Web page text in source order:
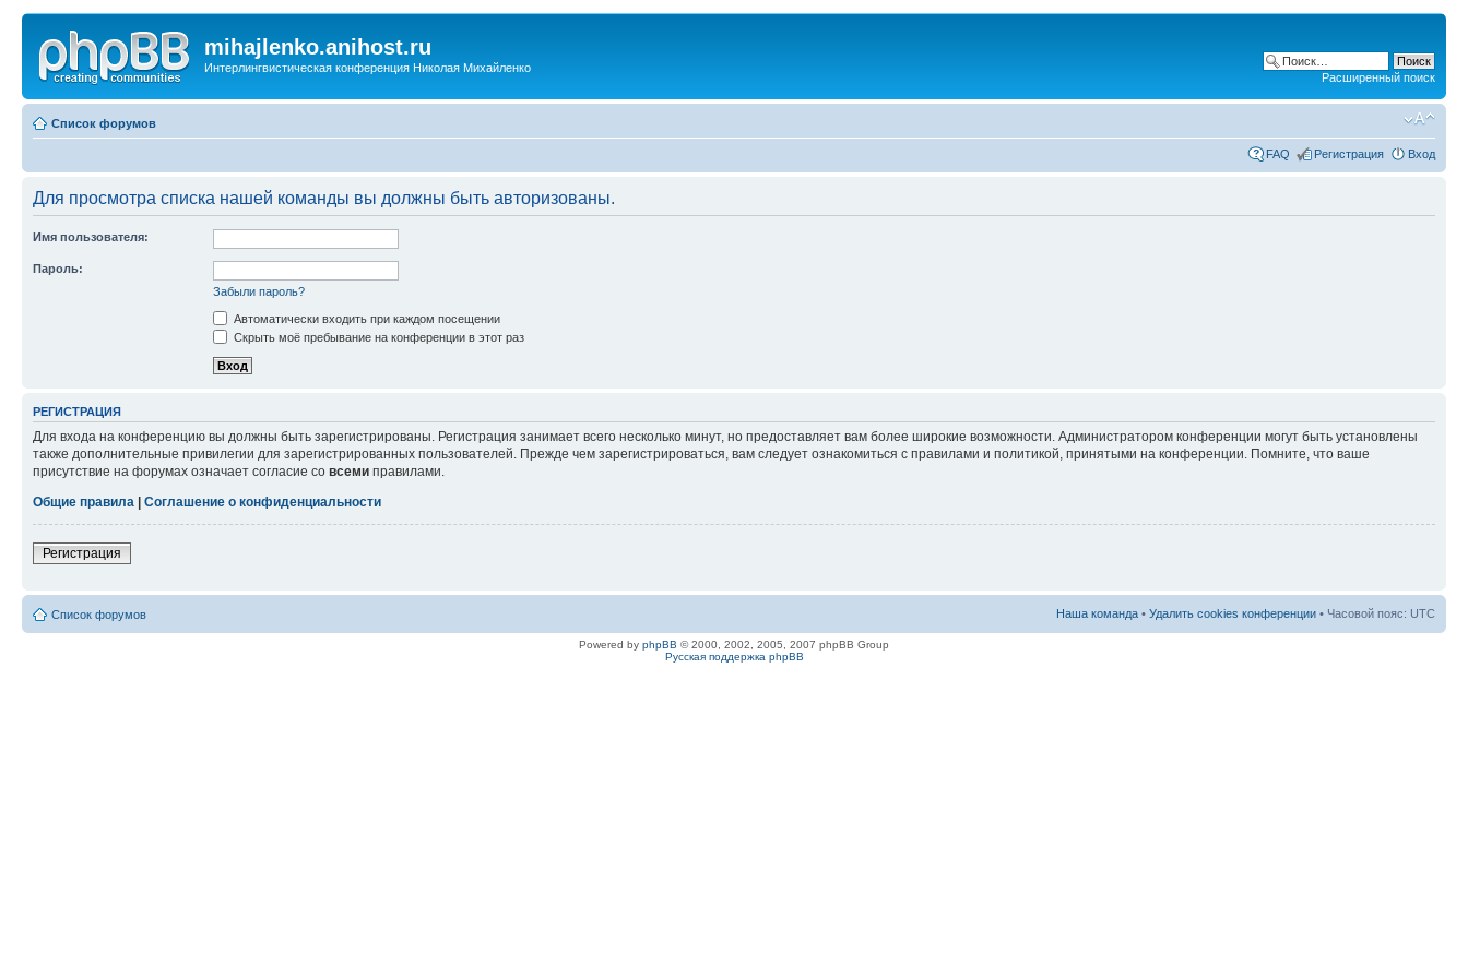
mihajlenko.anihost.ru
Интерлингвистическая конференция Николая Михайленко
Расширенный поиск
Список форумов
FAQ Регистрация Вход
Для просмотра списка нашей команды вы должны быть авторизованы.
Имя пользователя:
Пароль:
Забыли пароль?
Автоматически входить при каждом посещении
Скрыть моё пребывание на конференции в этот раз
РЕГИСТРАЦИЯ
Для входа на конференцию вы должны быть зарегистрированы. Регистрация занимает всего несколько минут, но предоставляет вам более широкие возможности. Администратором конференции могут быть установлены
также дополнительные привилегии для зарегистрированных пользователей. Прежде чем зарегистрироваться, вам следует ознакомиться с правилами и политикой, принятыми на конференции. Помните, что ваше
присутствие на форумах означает согласие со всеми правилами.
Общие правила
Соглашение о конфиденциальности
Регистрация
Список форумов Наша команда • Удалить cookies конференции • Часовой пояс: UTC
Powered by phpBB © 2000, 2002, 2005, 2007 phpBB Group
Русская поддержка phpBB